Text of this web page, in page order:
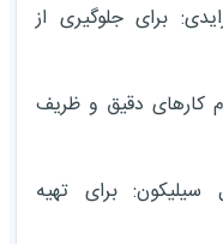
برای جلوگیری از
کارهای دقیق و ظریف
سیلیکون: برای تهیه